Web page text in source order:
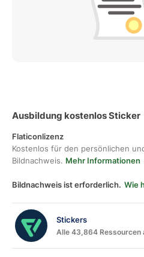
Ausbildung kostenlos Sticker
Flaticonlizenz
Kostenlos für den persönlichen
Bildnachweis. Mehr Informationen
Bildnachweis ist erforderlich. Wie
Stickers
Alle 43,864 Ressourcen